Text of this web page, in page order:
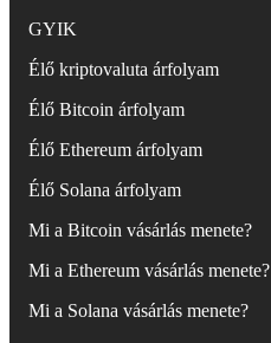
GYIK
Élő kriptovaluta árfolyam
Élő Bitcoin árfolyam
Élő Ethereum árfolyam
Élő Solana árfolyam
Mi a Bitcoin vásárlás menete?
Mi a Ethereum vásárlás menete?
Mi a Solana vásárlás menete?